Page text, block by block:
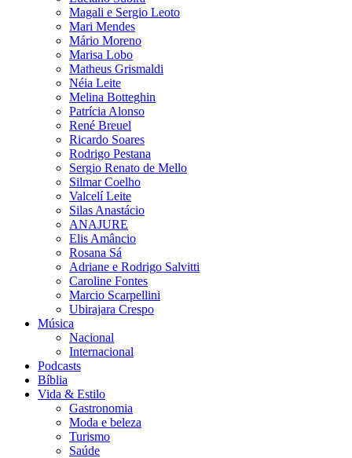
Magali e Sergio Leoto
Mari Mendes
Mário Moreno
Marisa Lobo
Matheus Grismaldi
Néia Leite
Melina Botteghin
Patrícia Alonso
René Breuel
Ricardo Soares
Rodrigo Pestana
Sergio Renato de Mello
Silmar Coelho
Valcelí Leite
Silas Anastácio
ANAJURE
Elis Amâncio
Rosana Sá
Adriane e Rodrigo Salvitti
Caroline Fontes
Marcio Scarpellini
Ubirajara Crespo
Música
Nacional
Internacional
Podcasts
Bíblia
Vida & Estilo
Gastronomia
Moda e beleza
Turismo
Saúde